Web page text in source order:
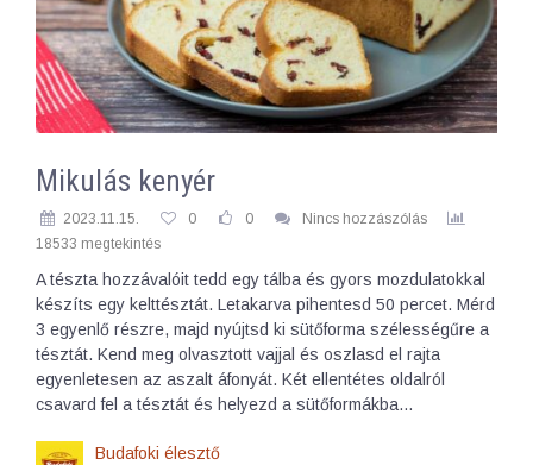
Mikulás kenyér
2023.11.15. 0 0
Nincs hozzászólás
18533 megtekintés
A tészta hozzávalóit tedd egy tálba és gyors mozdulatokkal
készíts egy kelttésztát. Letakarva pihentesd 50 percet. Mérd
3 egyenlő részre, majd nyújtsd ki sütőforma szélességűre a
tésztát. Kend meg olvasztott vajjal és oszlasd el rajta
egyenletesen az aszalt áfonyát. Két ellentétes oldalról
csavard fel a tésztát és helyezd a sütőformákba…
Budafoki élesztő